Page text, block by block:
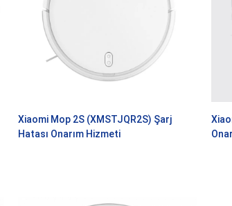
Xiaomi Mop 2S (XMSTJQR2S) Şarj
Hatası Onarım Hizmeti